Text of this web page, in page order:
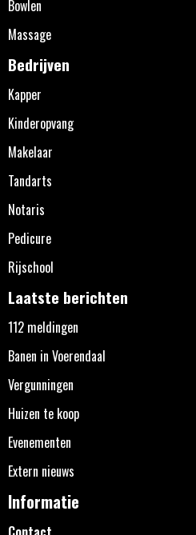
Bowlen
Massage
Bedrijven
Kapper
Kinderopvang
Makelaar
Tandarts
Notaris
Pedicure
Rijschool
Laatste berichten
112 meldingen
Banen in Voerendaal
Vergunningen
Huizen te koop
Evenementen
Extern nieuws
Informatie